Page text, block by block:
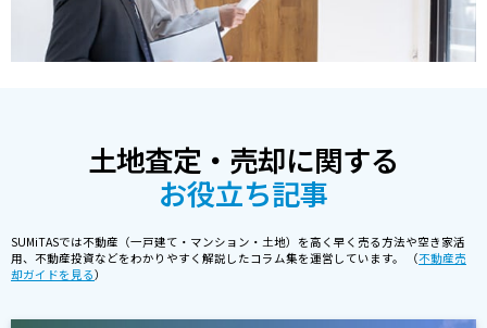
土地査定・売却に関する
お役立ち記事
SUMiTASでは不動産（一戸建て・マンション・土地）を高く早く売る方法や空き家活
用、不動産投資などをわかりやすく解説したコラム集を運営しています。 （不動産売
却ガイドを見る）